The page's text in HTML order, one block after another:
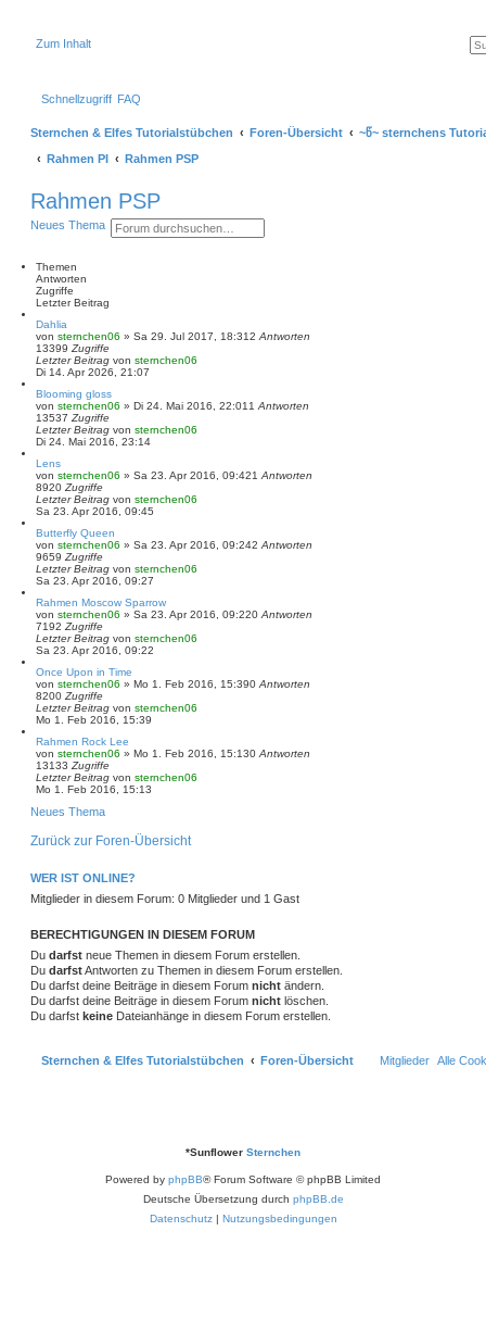
Zum Inhalt
Schnellzugriff FAQ
Sternchen & Elfes Tutorialstübchen Foren-Übersicht
~წ~ sternchens
Rahmen PI
Rahmen PSP
Rahmen PSP
Neues Thema S
u
E
r
e
u
c
h
e
Themen
Antworten
Zugriffe
Letzter Beitrag
Dahlia
von sternchen06 » Sa 29. Jul 2017, 18:312 Antworten
13399 Zugriffe
Letzter Beitrag von sternchen06
Di 14. Apr 2026, 21:07
Blooming gloss
von sternchen06 » Di 24. Mai 2016, 22:01 1 Antworten
13537 Zugriffe
Letzter Beitrag von sternchen06
Di 24. Mai 2016, 23:14
Lens
von sternchen06 » Sa 23. Apr 2016, 09:421 Antworten
8920 Zugriffe
Letzter Beitrag von sternchen06
Sa 23. Apr 2016, 09:45
Butterfly Queen
von sternchen06 » Sa 23. Apr 2016, 09:242 Antworten
9659 Zugriffe
Letzter Beitrag von sternchen06
Sa 23. Apr 2016, 09:27
Rahmen Moscow Sparrow
von sternchen06 » Sa 23. Apr 2016, 09:220 Antworten
7192 Zugriffe
Letzter Beitrag von sternchen06
Sa 23. Apr 2016, 09:22
Once Upon in Time
von sternchen06 » Mo 1. Feb 2016, 15:390 Antworten
8200 Zugriffe
Letzter Beitrag von sternchen06
Mo 1. Feb 2016, 15:39
Rahmen Rock Lee
von sternchen06 » Mo 1. Feb 2016, 15:130 Antworten
13133 Zugriffe
Letzter Beitrag von sternchen06
Mo 1. Feb 2016, 15:13
Neues Thema
Zurück zur Foren-Übersicht
WER IST ONLINE?
Mitglieder in diesem Forum: 0 Mitglieder und 1 Gast
BERECHTIGUNGEN IN DIESEM FORUM
Du darfst neue Themen in diesem Forum erstellen.
Du darfstAntworten zu Themen in diesem Forum erstellen.
Du darfst deine Beiträge in diesem Forum nicht ändern.
Du darfst deine Beiträge in diesem Forum nicht löschen.
Du darfst keine Dateianhänge in diesem Forum erstellen.
Sternchen & Elfes Tutorialstübchen Foren-Übersicht Alle
Mitglieder
*Sunflower Sternchen
Powered by phpBB® Forum Software © phpBB Limited
Deutsche Übersetzung durch phpBB.de
Datenschutz | Nutzungsbedingungen